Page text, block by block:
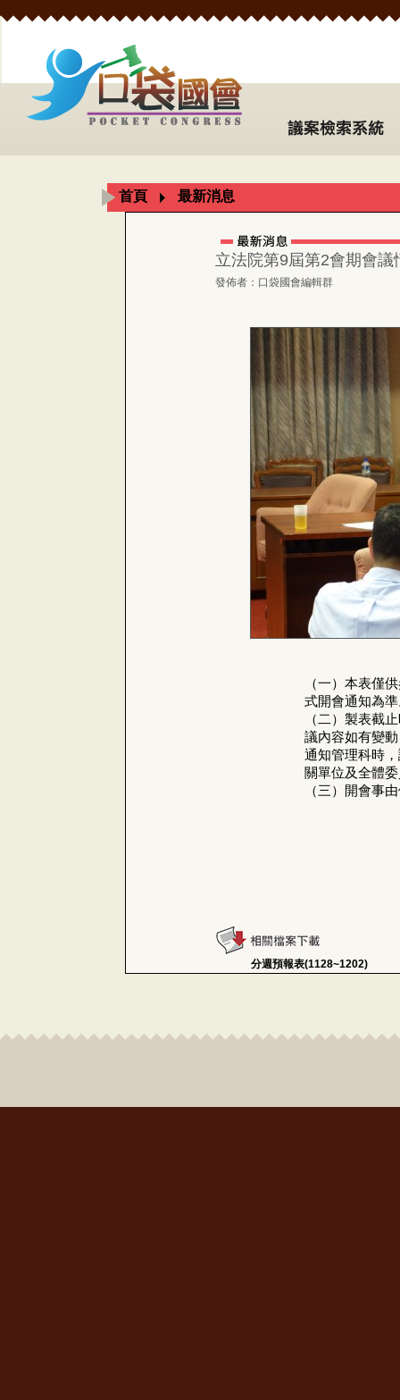
首頁 最新消息
立法院第9屆第2會期會
發佈者：口袋國會編輯群
（一）本表僅
式開會通知為
（二）製表截
議內容如有變
通知管理科時
關單位及全體
（三）開會事
分週預報表(1128~1202)